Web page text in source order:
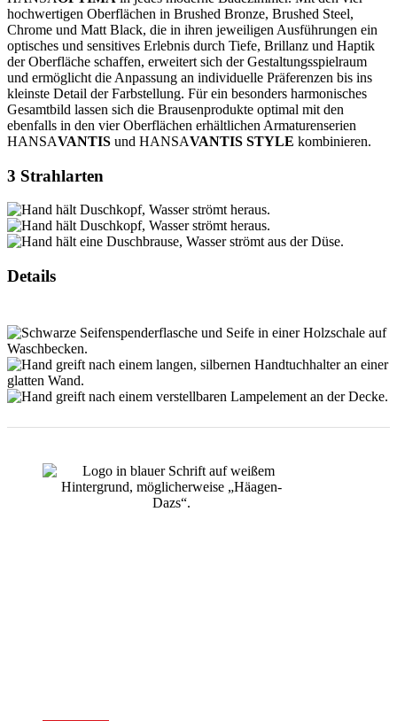
hochwertigen Oberflächen in Brushed Bronze, Brushed Steel,
Chrome und Matt Black, die in ihren jeweiligen Ausführungen ein
optisches und sensitives Erlebnis durch Tiefe, Brillanz und Haptik
der Oberfläche schaffen, erweitert sich der Gestaltungsspielraum
und ermöglicht die Anpassung an individuelle Präferenzen bis ins
kleinste Detail der Farbstellung. Für ein besonders harmonisches
Gesamtbild lassen sich die Brausenprodukte optimal mit den
ebenfalls in den vier Oberflächen erhältlichen Armaturenserien
HANSAVANTIS und HANSAVANTIS STYLE kombinieren.
3 Strahlarten
Details